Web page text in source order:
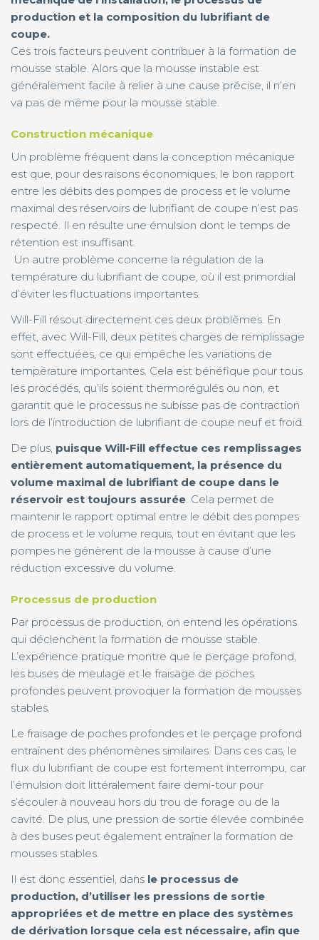
production et la composition du lubrifiant de
coupe.
Ces trois facteurs peuvent contribuer à la formation de
mousse stable. Alors que la mousse instable est
généralement facile à relier à une cause précise, il n’en
va pas de même pour la mousse stable.
Construction mécanique
Un problème fréquent dans la conception mécanique
est que, pour des raisons économiques, le bon rapport
entre les débits des pompes de process et le volume
maximal des réservoirs de lubrifiant de coupe n’est pas
respecté. Il en résulte une émulsion dont le temps de
rétention est insuffisant.
Un autre problème concerne la régulation de la
température du lubrifiant de coupe, où il est primordial
d’éviter les fluctuations importantes.
Will-Fill résout directement ces deux problèmes. En
effet, avec Will-Fill, deux petites charges de remplissage
sont effectuées, ce qui empêche les variations de
température importantes. Cela est bénéfique pour tous
les procédés, qu’ils soient thermorégulés ou non, et
garantit que le processus ne subisse pas de contraction
lors de l’introduction de lubrifiant de coupe neuf et froid.
De plus, puisque Will-Fill effectue ces remplissages
entièrement automatiquement, la présence du
volume maximal de lubrifiant de coupe dans le
réservoir est toujours assurée. Cela permet de
maintenir le rapport optimal entre le débit des pompes
de process et le volume requis, tout en évitant que les
pompes ne génèrent de la mousse à cause d’une
réduction excessive du volume.
Processus de production
Par processus de production, on entend les opérations
qui déclenchent la formation de mousse stable.
L’expérience pratique montre que le perçage profond,
les buses de meulage et le fraisage de poches
profondes peuvent provoquer la formation de mousses
stables.
Le fraisage de poches profondes et le perçage profond
entraînent des phénomènes similaires. Dans ces cas, le
flux du lubrifiant de coupe est fortement interrompu, car
l’émulsion doit littéralement faire demi-tour pour
s’écouler à nouveau hors du trou de forage ou de la
cavité. De plus, une pression de sortie élevée combinée
à des buses peut également entraîner la formation de
mousses stables.
Il est donc essentiel, dans le processus de
production, d’utiliser les pressions de sortie
appropriées et de mettre en place des systèmes
de dérivation lorsque cela est nécessaire, afin que